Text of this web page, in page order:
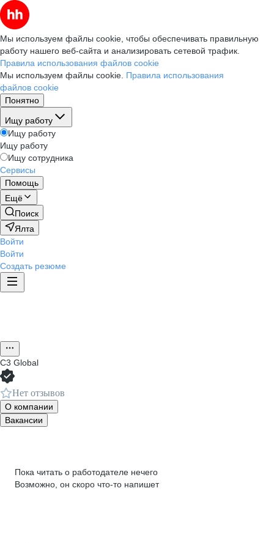
Мы используем файлы cookie, чтобы обеспечивать правильную
работу нашего веб-сайта и анализировать сетевой трафик.
Правила использования файлов cookie
Мы используем файлы cookie. Правила использования
файлов cookie
Понятно
Ищу работу
Ищу работу
Ищу работу
Ищу сотрудника
Сервисы
Помощь
Ещё
Поиск
Ялта
Войти
Войти
Создать резюме
C3 Global
Нет отзывов
О компании
Вакансии
Пока читать о работодателе нечего
Возможно, он скоро что‑то напишет